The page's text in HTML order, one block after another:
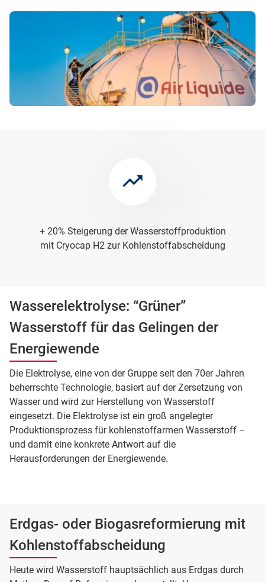
+ 20% Steigerung der Wasserstoffproduktion
mit Cryocap H2 zur Kohlenstoffabscheidung
Wasserelektrolyse: “Grüner”
Wasserstoff für das Gelingen der
Energiewende
Die Elektrolyse, eine von der Gruppe seit den 70er Jahren
beherrschte Technologie, basiert auf der Zersetzung von
Wasser und wird zur Herstellung von Wasserstoff
eingesetzt. Die Elektrolyse ist ein groß angelegter
Produktionsprozess für kohlenstoffarmen Wasserstoff –
und damit eine konkrete Antwort auf die
Herausforderungen der Energiewende.
Erdgas- oder Biogasreformierung mit
Kohlenstoffabscheidung
Heute wird Wasserstoff hauptsächlich aus Erdgas durch